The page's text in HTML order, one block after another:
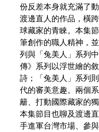
份反差本身就充滿了動
渡邊直人的作品，橫
球藏家的青睞。本集
筆創作的職人精神，
列與「兔美人」系列
傳》系列以浮世繪的
詩；「兔美人」系列
代的審美意趣。兩個
籬、打動國際藏家的獨
本集節目也聊及渡邊
手進軍台灣市場、參